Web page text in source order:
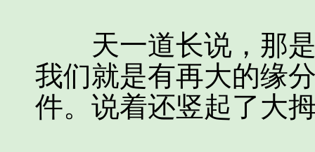
天一道长说，那是
我们就是有再大的缘
件。说着还竖起了大